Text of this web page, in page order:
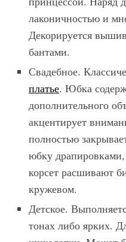
лаконичностью и
Декорируется
бантами.
Свадебное.
платье. Юбка
дополнительного
акцентирует
полностью
юбку
корсет расшивают
кружевом.
Детское.
тонах либо ярких.